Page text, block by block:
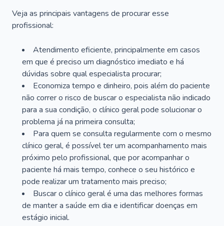
Veja as principais vantagens de procurar esse
profissional:
Atendimento eficiente, principalmente em casos
em que é preciso um diagnóstico imediato e há
dúvidas sobre qual especialista procurar;
Economiza tempo e dinheiro, pois além do paciente
não correr o risco de buscar o especialista não indicado
para a sua condição, o clínico geral pode solucionar o
problema já na primeira consulta;
Para quem se consulta regularmente com o mesmo
clínico geral, é possível ter um acompanhamento mais
próximo pelo profissional, que por acompanhar o
paciente há mais tempo, conhece o seu histórico e
pode realizar um tratamento mais preciso;
Buscar o clínico geral é uma das melhores formas
de manter a saúde em dia e identificar doenças em
estágio inicial.